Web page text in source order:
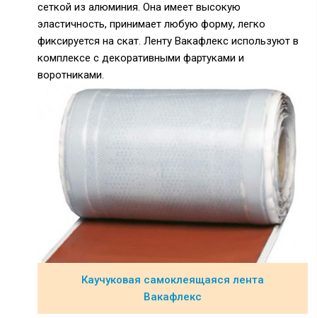
сеткой из алюминия. Она имеет высокую
эластичность, принимает любую форму, легко
фиксируется на скат. Ленту Вакафлекс используют в
комплексе с декоративными фартуками и
воротниками.
Каучуковая самоклеящаяся лента
Вакафлекс